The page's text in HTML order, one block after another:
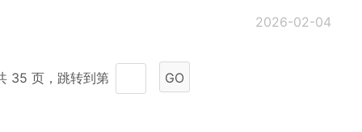
2026-02-04
35 页，跳转到第 GO